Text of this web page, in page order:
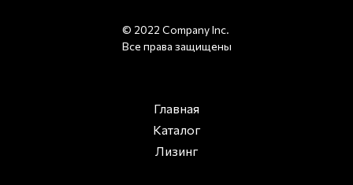
© 2022 Company Inc.
Все права защищены
Главная
Каталог
Лизинг